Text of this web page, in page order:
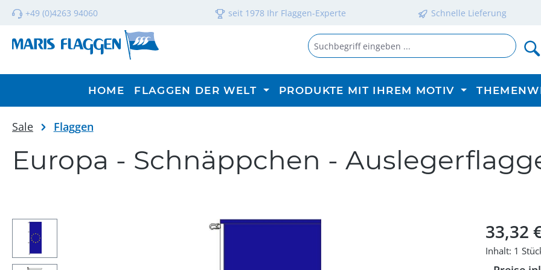
Hauptinhalt springen
Zur Suche springen
Zur Hauptnavigation springen
+49 (0)4263 94060 seit 1978 Ihr Flaggen-Experte Schnelle Lieferung
HOME FLAGGEN DER WELT PRODUKTE MIT IHREM MOTIV
Sale Flaggen
Europa - Schnäppchen -
Bildergalerie überspringen Regulärer
33,32
Inhalt: 1